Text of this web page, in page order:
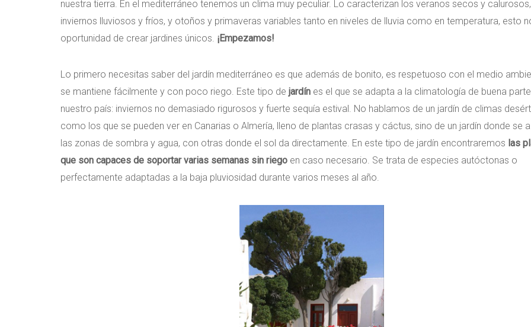
nuestra tierra. En el mediterráneo tenemos un clima muy peculiar. Lo caracterizan los veranos secos y calurosos,
inviernos lluviosos y fríos, y otoños y primaveras variables tanto en niveles de lluvia como en temperatura, esto
oportunidad de crear jardines únicos. ¡Empezamos!
Lo primero necesitas saber del jardín mediterráneo es que además de bonito, es respetuoso con el medio
se mantiene fácilmente y con poco riego. Este tipo de jardín es el que se adapta a la climatología de buena
nuestro país: inviernos no demasiado rigurosos y fuerte sequía estival. No hablamos de un jardín de climas
como los que se pueden ver en Canarias o Almería, lleno de plantas crasas y cáctus, sino de un jardín donde se
las zonas de sombra y agua, con otras donde el sol da directamente. En este tipo de jardín encontraremos las
que son capaces de soportar varias semanas sin riego en caso necesario. Se trata de especies autóctonas o
perfectamente adaptadas a la baja pluviosidad durante varios meses al año.